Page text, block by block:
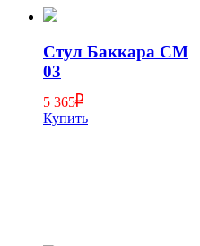
Стул Баккара СМ
03
5 365
Купить